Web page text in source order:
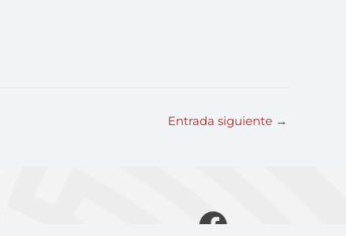
Entrada siguiente →
F